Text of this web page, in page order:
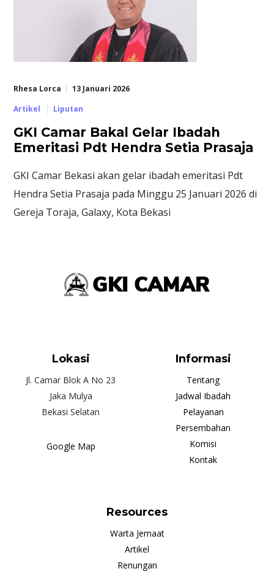
Rhesa Lorca
13 Januari 2026
Artikel
Liputan
GKI Camar Bakal Gelar Ibadah
Emeritasi Pdt Hendra Setia Prasaja
GKI Camar Bekasi akan gelar ibadah emeritasi Pdt
Hendra Setia Prasaja pada Minggu 25 Januari 2026 di
Gereja Toraja, Galaxy, Kota Bekasi
Lokasi
Jl. Camar Blok A No 23
Jaka Mulya
Bekasi Selatan
Google Map
Informasi
Tentang
Jadwal Ibadah
Pelayanan
Persembahan
Komisi
Kontak
Resources
Warta Jemaat
Artikel
Renungan